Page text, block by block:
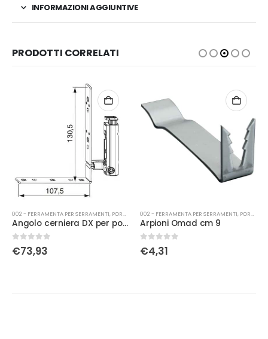
INFORMAZIONI AGGIUNTIVE
PRODOTTI CORRELATI
002 - FERRAMENTA PER SERRAMENTI, PORTE
Arpioni Omad cm 9
0Su 5
€4,31
PRENOTABILE
002 - FERRAMENTA PER SERRAMENTI, CATENACCI
0Su 5
€24,41